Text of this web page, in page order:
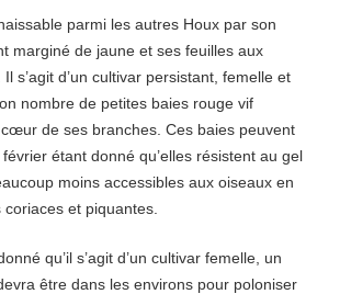
parmi les autres Houx par son
marginé de jaune et ses feuilles aux
s’agit d’un cultivar persistant, femelle et
nombre de petites baies rouge vif
de ses branches. Ces baies peuvent
février étant donné qu’elles résistent au gel
moins accessibles aux oiseaux en
et piquantes.
qu’il s’agit d’un cultivar femelle, un
être dans les environs pour poloniser